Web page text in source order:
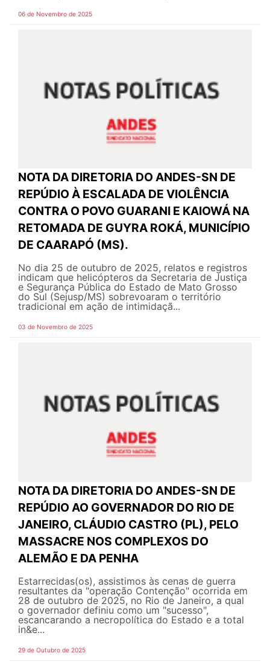
06 de Novembro de 2025
NOTA DA DIRETORIA DO ANDES-SN DE
REPÚDIO À ESCALADA DE VIOLÊNCIA
CONTRA O POVO GUARANI E KAIOWÁ NA
RETOMADA DE GUYRA ROKÁ, MUNICÍPIO
DE CAARAPÓ (MS).
No dia 25 de outubro de 2025, relatos e registros
indicam que helicópteros da Secretaria de Justiça
e Segurança Pública do Estado de Mato Grosso
do Sul (Sejusp/MS) sobrevoaram o território
tradicional em ação de intimidaçã...
03 de Novembro de 2025
NOTA DA DIRETORIA DO ANDES-SN DE
REPÚDIO AO GOVERNADOR DO RIO DE
JANEIRO, CLÁUDIO CASTRO (PL), PELO
MASSACRE NOS COMPLEXOS DO
ALEMÃO E DA PENHA
Estarrecidas(os), assistimos às cenas de guerra
resultantes da "operação Contenção" ocorrida em
28 de outubro de 2025, no Rio de Janeiro, a qual
o governador definiu como um "sucesso",
escancarando a necropolítica do Estado e a total
in&e...
29 de Outubro de 2025